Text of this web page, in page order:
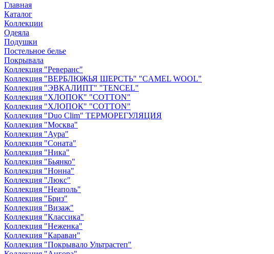
Главная
Каталог
Коллекции
Одеяла
Подушки
Постельное белье
Покрывала
Коллекция "Реверанс"
Коллекция "ВЕРБЛЮЖЬЯ ШЕРСТЬ" "CAMEL WOOL"
Коллекция "ЭВКАЛИПТ" "TENCEL"
Коллекция "ХЛОПОК" "COTTON"
Коллекция "ХЛОПОК" "COTTON"
Коллекция "Duo Clim" ТЕРМОРЕГУЛЯЦИЯ
Коллекция "Москва"
Коллекция "Аура"
Коллекция "Соната"
Коллекция "Ника"
Коллекция "Бьянко"
Коллекция "Нонна"
Коллекция "Люкс"
Коллекция "Неаполь"
Коллекция "Бриз"
Коллекция "Визаж"
Коллекция "Классика"
Коллекция "Неженка"
Коллекция "Караван"
Коллекция "Покрывало Ультрастеп"